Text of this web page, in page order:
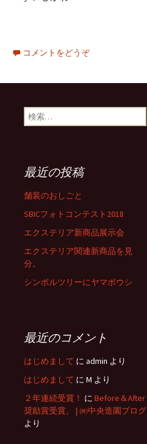
コメントをどうぞ
検
索
最近の投稿
舗装のおしごと
SBICフォトコンテスト2018
エクステリア新商品展示会
エクステリア関連新商品を見
分。
シンボルツリーにヤマボウシ
最近のコメント
はじめまして に admin より
はじめまして に M より
２年連続受賞！ に Before＆After
奨励賞受賞。 | ㈱中央造園ブログ
より